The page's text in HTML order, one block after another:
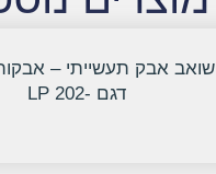
שואב אבק תעשייתי –
דגם -202 LP